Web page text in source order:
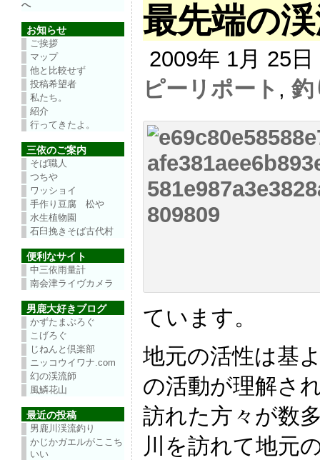
お知らせ
ご挨拶
マップ
他と比較せず
投稿希望者
私たち。
紹介
行ってきたよ。
三依のご案内
そば職人
つちや
ワッショイ
手作り豆腐 松や
水生植物園
石臼挽きそば古代村
便利なサイト
中三依雨量計
南会津ライヴカメラ
男鹿大好きブログ
かずたまぶろぐ
こげろぐ
じねんと倶楽部
ニッコウイワナ.com
幻の渓流師
風鱗花山
最近の投稿
男鹿川渓流釣り
かじかガエルがここち
いい
最先端の
2009年 1月 25
ピーリポート , 釣
ています。
地元の活性は基
の活動が理解さ
訪れた方々が数
川を訪れて地元